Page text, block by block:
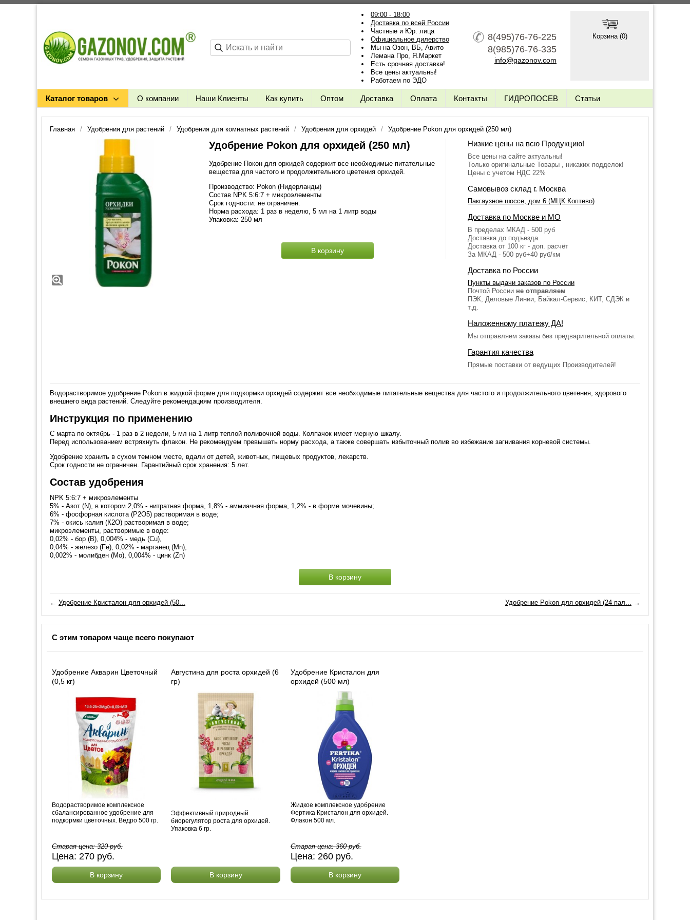
09:00 - 18:00
Доставка по всей России
Частные и Юр. лица
Официальное дилерство
Мы на Озон, ВБ, Авито
Лемана Про, Я.Маркет
Есть срочная доставка!
Все цены актуальны!
Работаем по ЭДО
8(495)76-76-225
8(985)76-76-335
info@gazonov.com
Корзина (0)
Каталог товаров О компании Наши Клиенты Как купить Оптом Доставка Оплата Контакты ГИДРОПОСЕВ Статьи
Главная Удобрения для растений Удобрения для комнатных растений Удобрения для орхидей Удобрение Pokon для орхидей (250 мл)
Удобрение Pokon для орхидей (250 мл)
Удобрение Покон для орхидей содержит все необходимые питательные
вещества для частого и продолжительного цветения орхидей.
Производство: Pokon (Нидерланды)
Состав NPK 5:6:7 + микроэлементы
Срок годности: не ограничен.
Норма расхода: 1 раз в неделю, 5 мл на 1 литр воды
Упаковка: 250 мл
В корзину
Низкие цены на всю Продукцию!
Все цены на сайте актуальны!
Только оригинальные Товары , никаких подделок!
Цены с учетом НДС 22%
Самовывоз склад г. Москва
Пакгаузное шоссе, дом 6 (МЦК Коптево)
Доставка по Москве и МО
В пределах МКАД - 500 руб
Доставка до подъезда.
Доставка от 100 кг - доп. расчёт
За МКАД - 500 руб+40 руб/км
Доставка по России
Пункты выдачи заказов по России
Почтой России не отправляем
ПЭК, Деловые Линии, Байкал-Сервис, КИТ, СДЭК и
т.д.
Наложенному платежу ДА!
Мы отправляем заказы без предварительной оплаты.
Гарантия качества
Прямые поставки от ведущих Производителей!
Водорастворимое удобрение Pokon в жидкой форме для подкормки орхидей содержит все необходимые питательные вещества для частого и продолжительного цветения, здорового
внешнего вида растений. Следуйте рекомендациям производителя.
Инструкция по применению
С марта по октябрь - 1 раз в 2 недели, 5 мл на 1 литр теплой поливочной воды. Колпачок имеет мерную шкалу.
Перед использованием встряхнуть флакон. Не рекомендуем превышать норму расхода, а также совершать избыточный полив во избежание загнивания корневой системы.
Удобрение хранить в сухом темном месте, вдали от детей, животных, пищевых продуктов, лекарств.
Срок годности не ограничен. Гарантийный срок хранения: 5 лет.
Состав удобрения
NPK 5:6:7 + микроэлементы
5% - Азот (N), в котором 2,0% - нитратная форма, 1,8% - аммиачная форма, 1,2% - в форме мочевины;
6% - фосфорная кислота (Р2О5) растворимая в воде;
7% - окись калия (К2О) растворимая в воде;
микроэлементы, растворимые в воде:
0,02% - бор (В), 0,004% - медь (Cu),
0,04% - железо (Fe), 0,02% - марганец (Mn),
0,002% - молибден (Mo), 0,004% - цинк (Zn)
В корзину
← Удобрение Кристалон для орхидей (50... Удобрение Pokon для орхидей (24 пал... →
С этим товаром чаще всего покупают
Удобрение Акварин Цветочный
(0,5 кг)
Водорастворимое комплексное
сбалансированное удобрение для
подкормки цветочных. Ведро 500 гр.
Старая цена:320руб.
Цена: 270 руб.
В корзину
Августина для роста орхидей (6
гр)
Эффективный природный
биорегулятор роста для орхидей.
Упаковка 6 гр.
В корзину
Удобрение Кристалон для
орхидей (500 мл)
Жидкое комплексное удобрение
Фертика Кристалон для орхидей.
Флакон 500 мл.
Старая цена:360руб.
Цена: 260руб.
В корзину